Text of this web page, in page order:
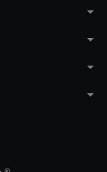
arrow_drop_down
arrow_drop_down
arrow_drop_down
arrow_drop_down